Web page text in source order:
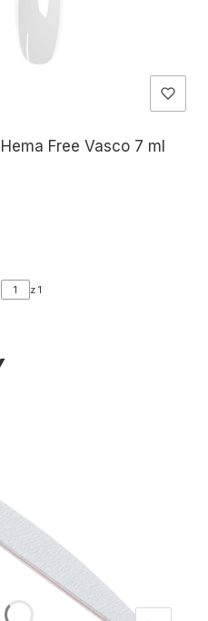
Free Vasco 7 ml
z 1